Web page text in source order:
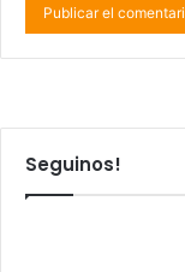
Seguinos!